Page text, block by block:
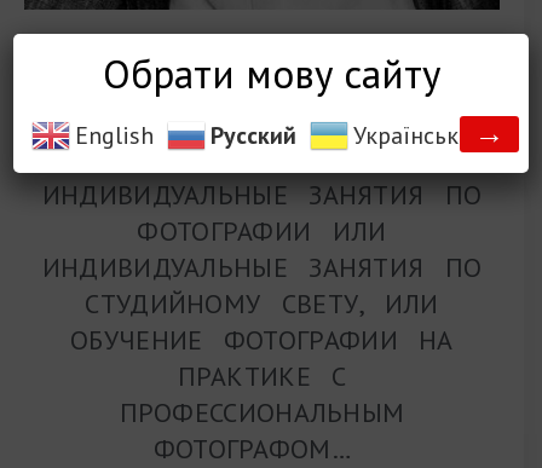
НАПИСАТЬ НАМ
ИНДИВИДУАЛЬНЫЕ ЗАНЯТИЯ ПО
ФОТОГРАФИИ ИЛИ
ИНДИВИДУАЛЬНЫЕ ЗАНЯТИЯ ПО
СТУДИЙНОМУ СВЕТУ, ИЛИ
ОБУЧЕНИЕ ФОТОГРАФИИ НА
ПРАКТИКЕ С
ПРОФЕССИОНАЛЬНЫМ
ФОТОГРАФОМ…
Обрати мову сайту
English Русский Українська →